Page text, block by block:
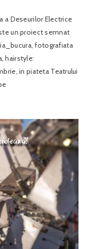
a Deseurilor Electrice
un proiect semnat
fotografiata
hairstyle:
in piateta Teatrului